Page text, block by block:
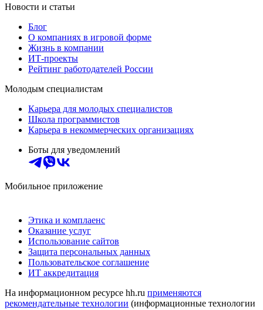
Новости и статьи
Блог
О компаниях в игровой форме
Жизнь в компании
ИТ-проекты
Рейтинг работодателей России
Молодым специалистам
Карьера для молодых специалистов
Школа программистов
Карьера в некоммерческих организациях
Боты для уведомлений
Мобильное приложение
Этика и комплаенс
Оказание услуг
Использование сайтов
Защита персональных данных
Пользовательское соглашение
ИТ аккредитация
На информационном ресурсе hh.ru применяются
рекомендательные технологии (информационные технологии